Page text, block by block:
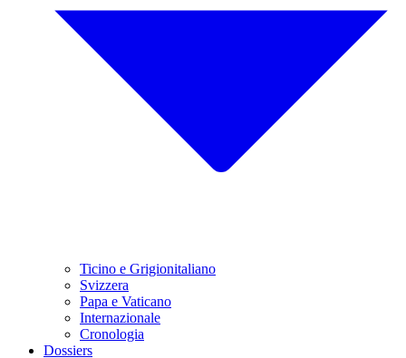
Ticino e Grigionitaliano
Svizzera
Papa e Vaticano
Internazionale
Cronologia
Dossiers